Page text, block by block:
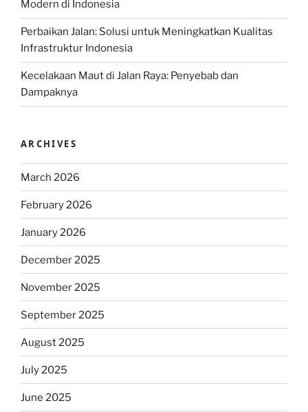
Modern di Indonesia
Perbaikan Jalan: Solusi untuk Meningkatkan Kualitas
Infrastruktur Indonesia
Kecelakaan Maut di Jalan Raya: Penyebab dan
Dampaknya
ARCHIVES
March 2026
February 2026
January 2026
December 2025
November 2025
September 2025
August 2025
July 2025
June 2025